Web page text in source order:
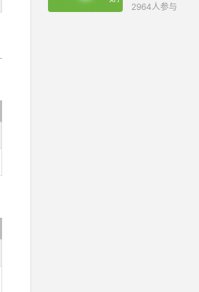
2964人参与